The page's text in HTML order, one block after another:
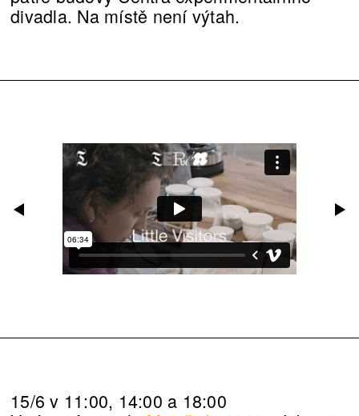
divadla. Na místě není výtah.
15/6 v 11:00, 14:00 a 18:00